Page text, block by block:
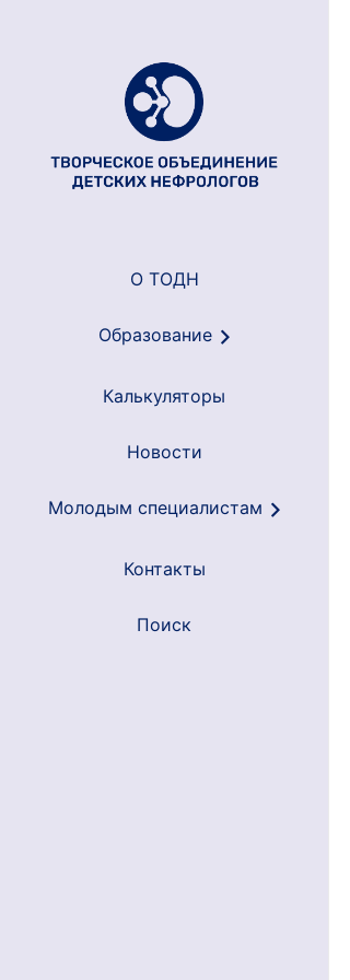
О ТОДН
Образование
Калькуляторы
Новости
Молодым специалистам
Контакты
Поиск